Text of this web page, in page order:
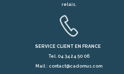
relais.
SERVICE CLIENT EN FRANCE
Tel. 04 34 24 50 06
Mail : contact@cadomus.com